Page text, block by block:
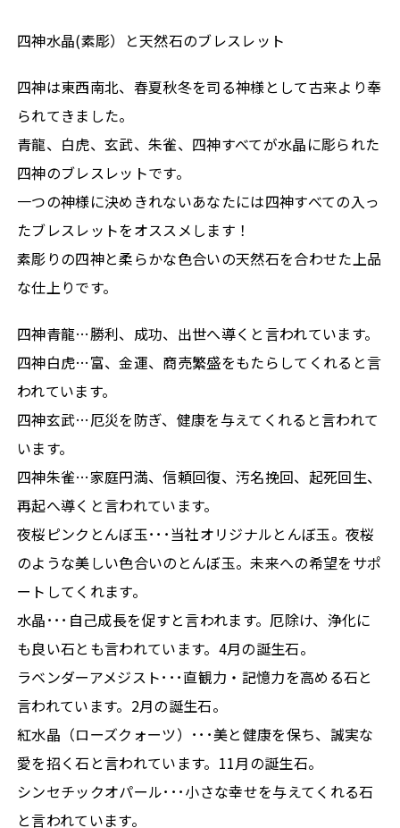
四神水晶(素彫）と天然石のブレスレット
四神は東西南北、春夏秋冬を司る神様として古来より奉
られてきました。
青龍、白虎、玄武、朱雀、四神すべてが水晶に彫られた
四神のブレスレットです。
一つの神様に決めきれないあなたには四神すべての入っ
たブレスレットをオススメします！
素彫りの四神と柔らかな色合いの天然石を合わせた上品
な仕上りです。
四神青龍…勝利、成功、出世へ導くと言われています。
四神白虎…富、金運、商売繁盛をもたらしてくれると言
われています。
四神玄武…厄災を防ぎ、健康を与えてくれると言われて
います。
四神朱雀…家庭円満、信頼回復、汚名挽回、起死回生、
再起へ導くと言われています。
夜桜ピンクとんぼ玉･･･当社オリジナルとんぼ玉。夜桜
のような美しい色合いのとんぼ玉。未来への希望をサポ
ートしてくれます。
水晶･･･自己成長を促すと言われます。厄除け、浄化に
も良い石とも言われています。4月の誕生石。
ラベンダーアメジスト･･･直観力・記憶力を高める石と
言われています。2月の誕生石。
紅水晶（ローズクォーツ）･･･美と健康を保ち、誠実な
愛を招く石と言われています。11月の誕生石。
シンセチックオパール･･･小さな幸せを与えてくれる石
と言われています。